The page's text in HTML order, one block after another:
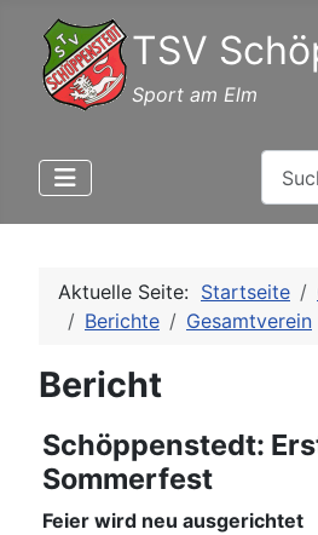
TSV
Sport am Elm
Aktuelle Seite: Startseite
Berichte
Gesamtverein
Bericht
Schöppenstedt:
Sommerfest
Feier wird neu ausgerichtet